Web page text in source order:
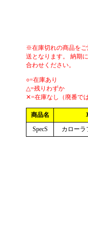
※在庫切れの商品をご
送となります。 納期
合わせください。
○=在庫あり
△=残りわずか
✕=在庫なし（廃番で
商品名
SpecS
カローラ